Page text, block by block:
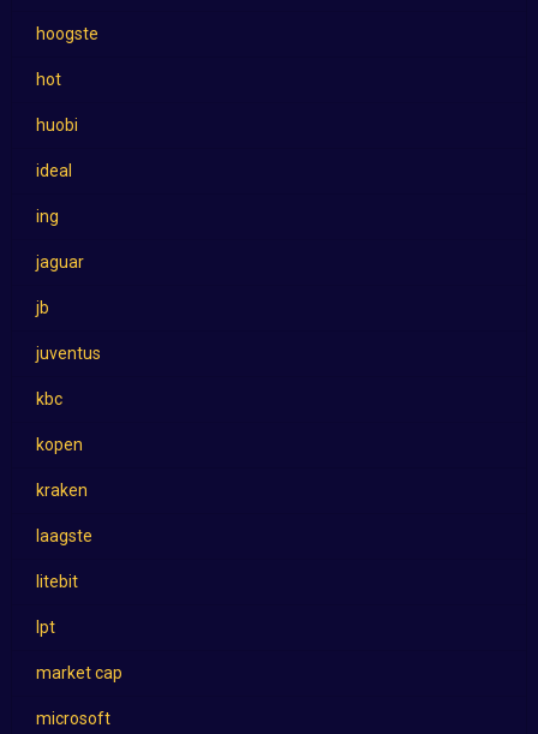
hoogste
hot
huobi
ideal
ing
jaguar
jb
juventus
kbc
kopen
kraken
laagste
litebit
lpt
market cap
microsoft